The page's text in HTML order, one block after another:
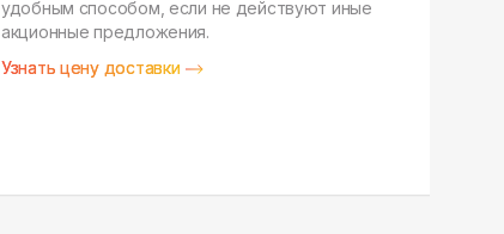
удобным способом, если не действуют иные
акционные предложения.
Узнать цену доставки